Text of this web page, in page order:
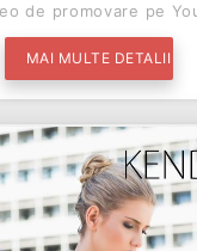
de promovare pe
MAI MULTE DETALII